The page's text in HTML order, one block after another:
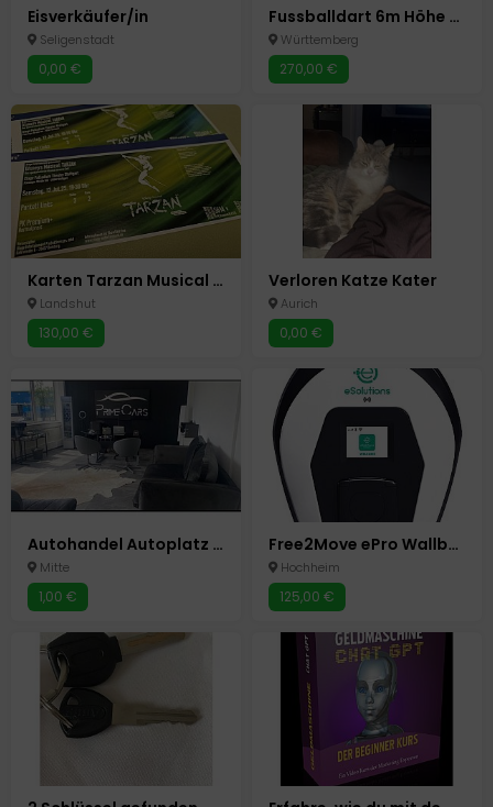
Eisverkäufer/in
Seligenstadt
0,00 €
Fussballdart 6m Höhe [VERMIETUNG] Hüpfburg Event
Württemberg
270,00 €
Karten Tarzan Musical Stuttgart Samstag 12.07.2025
Landshut
130,00 €
Verloren Katze Kater
Aurich
0,00 €
Autohandel Autoplatz Autohof Gewerbeimmobilie Büro 60 Stellplätze
Mitte
1,00 €
Free2Move ePro Wallbox bis 22KW
Hochheim
125,00 €